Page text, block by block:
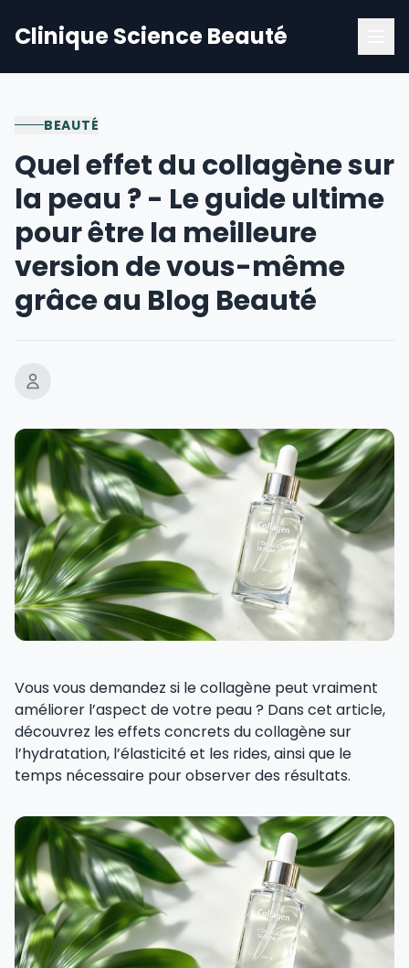
Clinique Science Beauté
BEAUTÉ
Quel effet du collagène sur
la peau ? - Le guide ultime
pour être la meilleure
version de vous-même
grâce au Blog Beauté
Vous vous demandez si le collagène peut vraiment
améliorer l’aspect de votre peau ? Dans cet article,
découvrez les effets concrets du collagène sur
l’hydratation, l’élasticité et les rides, ainsi que le
temps nécessaire pour observer des résultats.